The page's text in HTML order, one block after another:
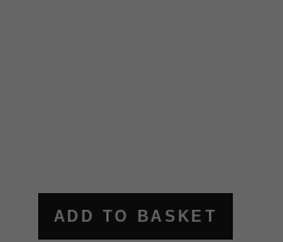
ADD TO BASKET